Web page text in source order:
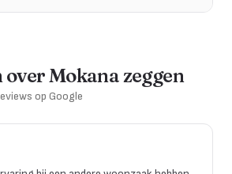
Mokana zeggen
op Google